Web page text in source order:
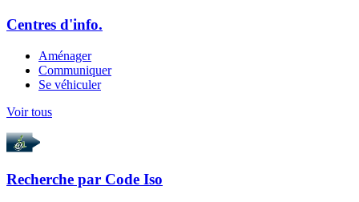
Centres d'info.
Aménager
Communiquer
Se véhiculer
Voir tous
Recherche par Code Iso